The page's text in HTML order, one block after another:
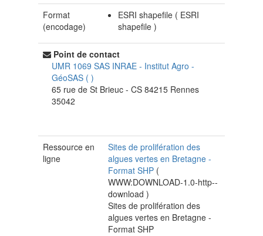
Format
(encodage)
ESRI shapefile ( ESRI
shapefile)
Point de contact
UMR 1069 SAS INRAE - Institut Agro -
GéoSAS ( )
65 rue de St Brieuc - CS 84215 Rennes
35042
Ressource en
ligne
Sites de prolifération des
algues vertes en Bretagne -
Format SHP (
WWW:DOWNLOAD-1.0-http--
download)
Sites de prolifération des
algues vertes en Bretagne -
Format SHP